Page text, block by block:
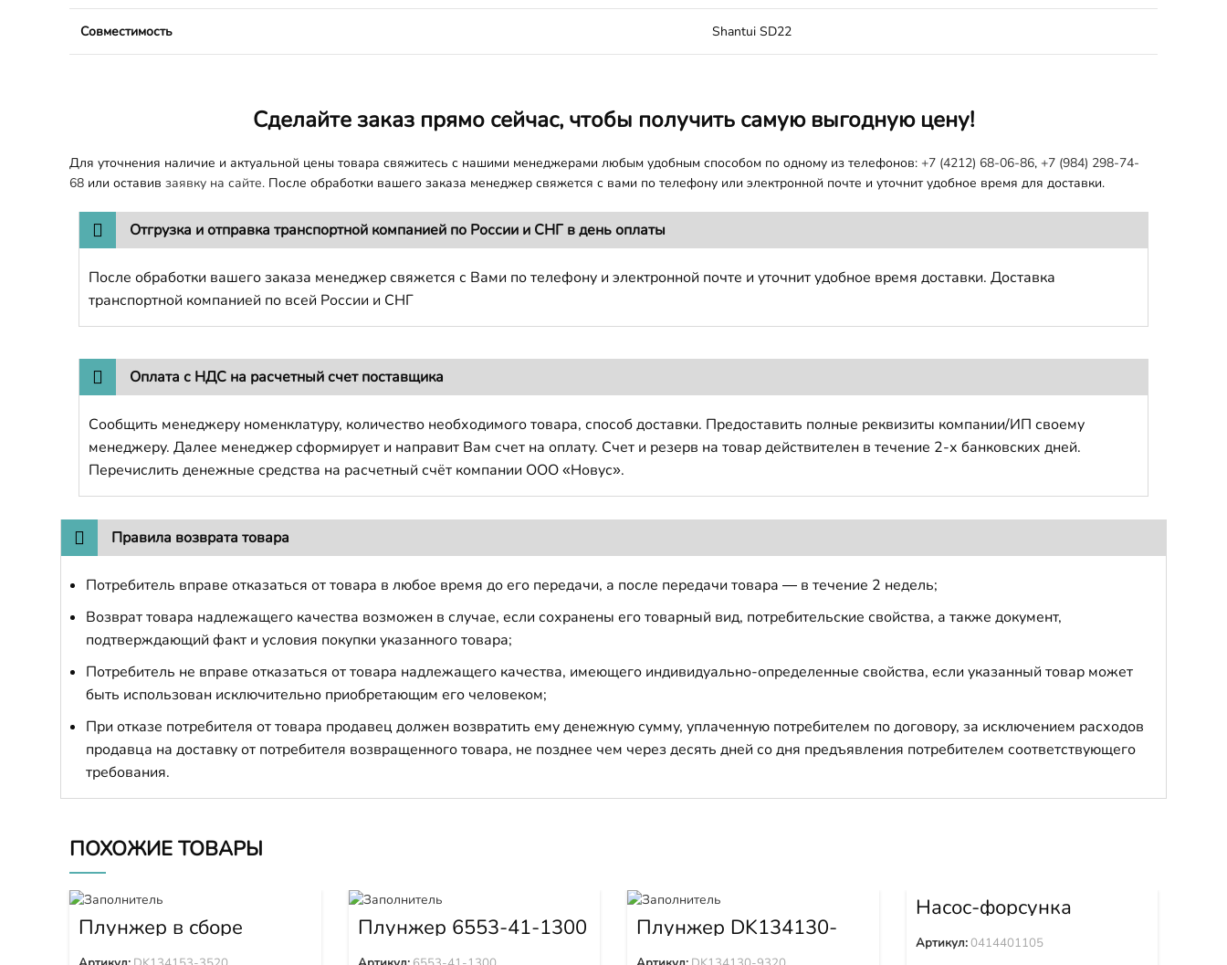
Совместимость Shantui SD22
Сделайте заказ прямо сейчас, чтобы получить самую выгодную цену!
Для уточнения наличие и актуальной цены товара свяжитесь с нашими менеджерами любым удобным способом по одному из телефонов: +7 (4212) 68-06-86, +7 (984) 298-74-
68 или оставив заявку на сайте. После обработки вашего заказа менеджер свяжется с вами по телефону или электронной почте и уточнит удобное время для доставки.
Отгрузка и отправка транспортной компанией по России и СНГ в день оплаты
После обработки вашего заказа менеджер свяжется с Вами по телефону и электронной почте и уточнит удобное время доставки. Доставка
транспортной компанией по всей России и СНГ
Оплата с НДС на расчетный счет поставщика
Сообщить менеджеру номенклатуру, количество необходимого товара, способ доставки. Предоставить полные реквизиты компании/ИП своему
менеджеру. Далее менеджер сформирует и направит Вам счет на оплату. Счет и резерв на товар действителен в течение 2-х банковских дней.
Перечислить денежные средства на расчетный счёт компании ООО «Новус».
Правила возврата товара
Потребитель вправе отказаться от товара в любое время до его передачи, а после передачи товара — в течение 2 недель;
Возврат товара надлежащего качества возможен в случае, если сохранены его товарный вид, потребительские свойства, а также документ,
подтверждающий факт и условия покупки указанного товара;
Потребитель не вправе отказаться от товара надлежащего качества, имеющего индивидуально-определенные свойства, если указанный товар может
быть использован исключительно приобретающим его человеком;
При отказе потребителя от товара продавец должен возвратить ему денежную сумму, уплаченную потребителем по договору, за исключением расходов
продавца на доставку от потребителя возвращенного товара, не позднее чем через десять дней со дня предъявления потребителем соответствующего
требования.
ПОХОЖИЕ ТОВАРЫ
Плунжер в сборе
DK134153-3520
Плунжер 6553-41-1300 Плунжер DK134130-
9320
Насос-форсунка
0414401105
Артикул:0414401105